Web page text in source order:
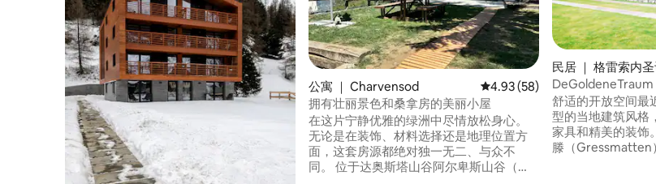
公寓 ｜ Charvensod 平均评分 4.93 分（满分 5 分）
4.93 (58)
拥有壮丽景色和桑拿房的美丽小屋
在这片宁静优雅的绿洲中尽情放松身心。
无论是在装饰、材料选择还是地理位置方
面，这套房源都绝对独一无二、与众不
同。 位于达奥斯塔山谷阿尔卑斯山谷（
民居 ｜ 格雷索内
Gressoney
舒适的开放空间最
型的当地建筑风格
家具和精美的装饰
滕（Gressmatten